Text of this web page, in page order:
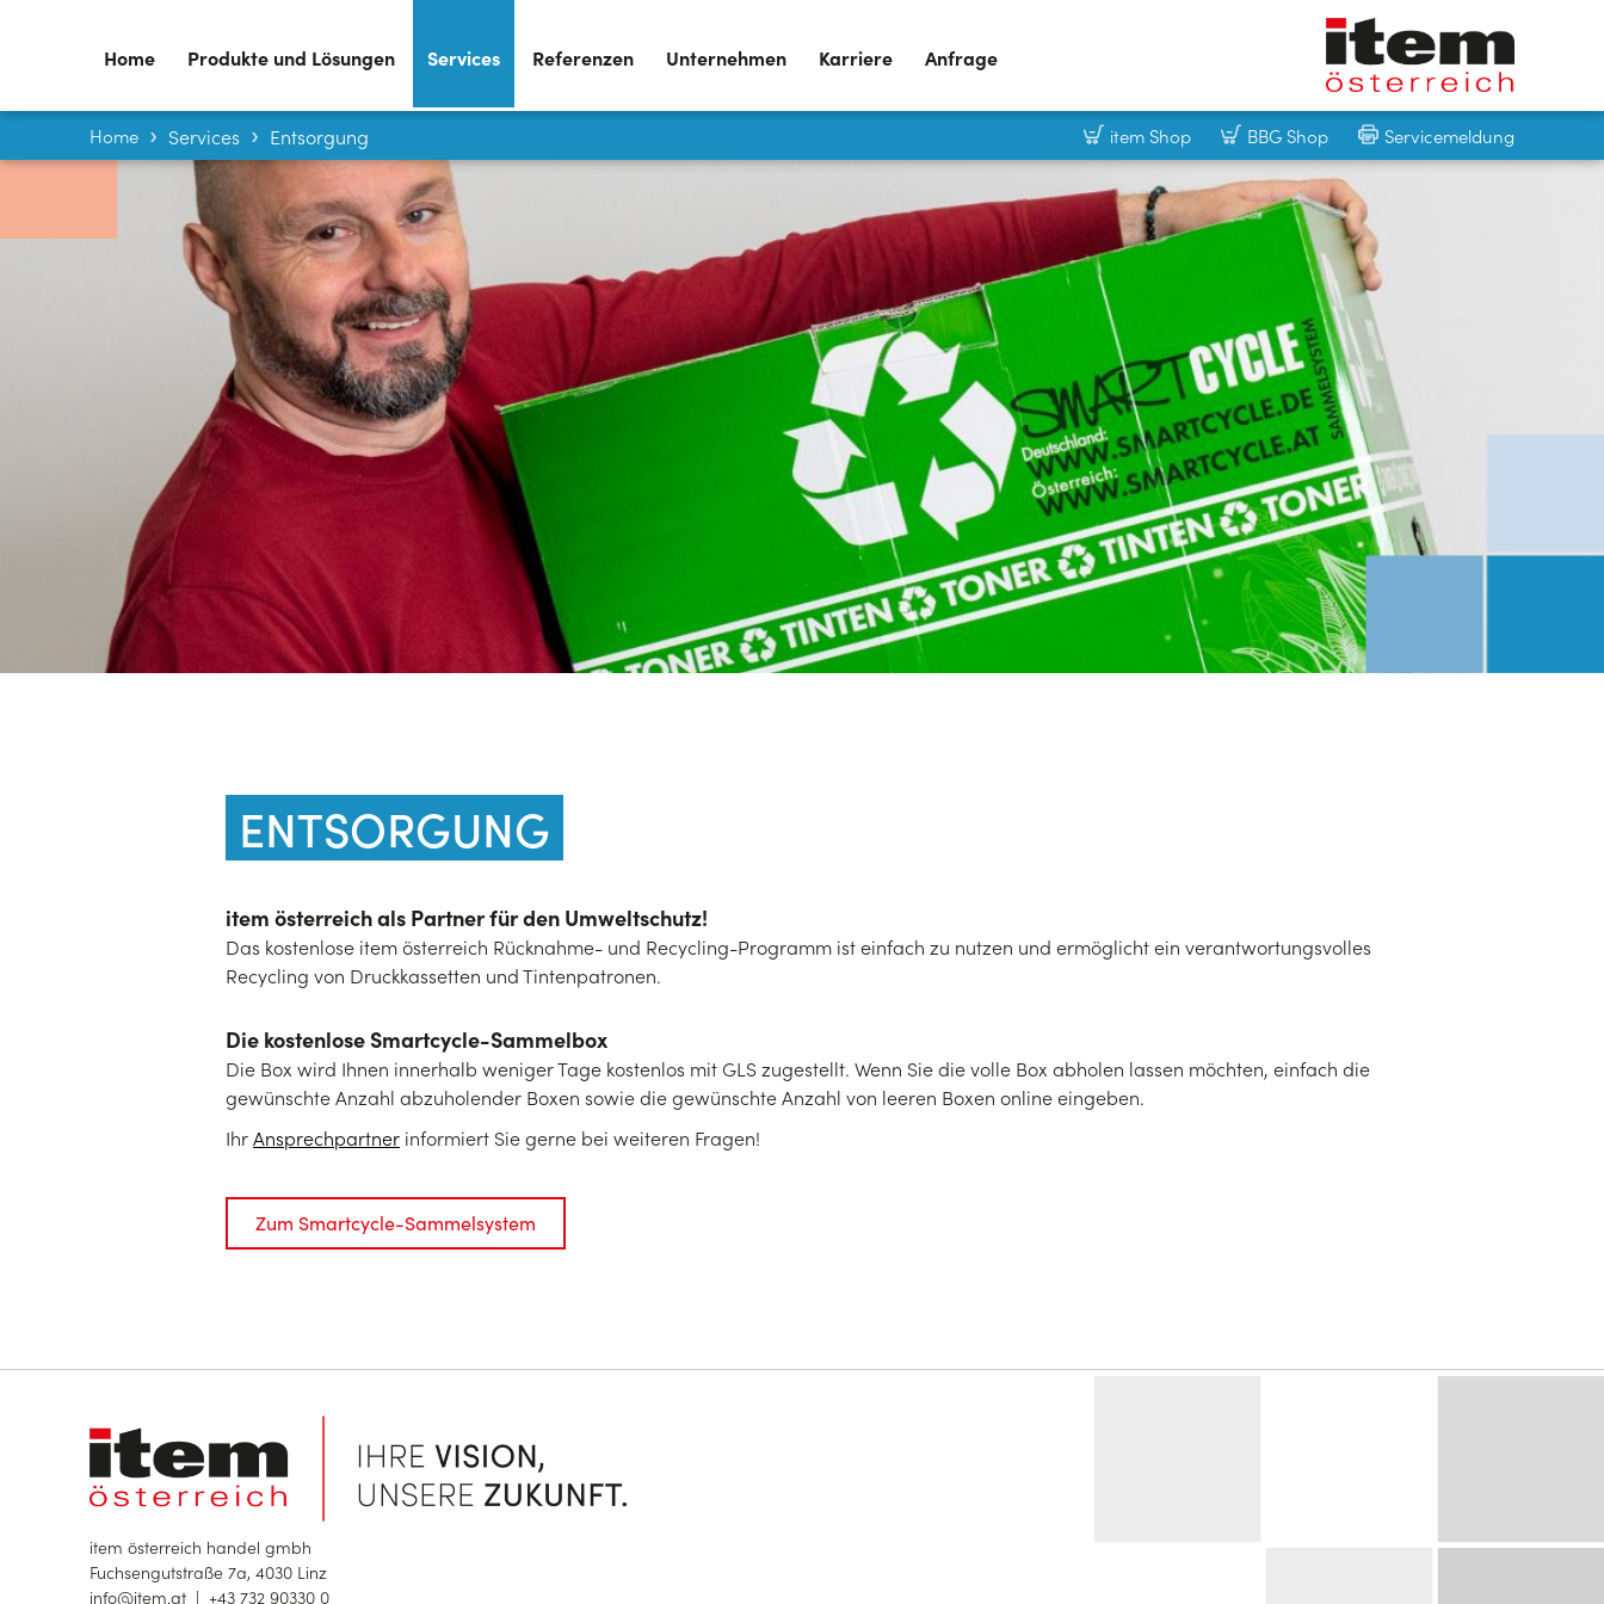
Home Produkte und Lösungen Services Referenzen Unternehmen Karriere Anfrage
Home Services Entsorgung item Shop BBG Shop Servicemeldung
ENTSORGUNG
item österreich als Partner für den Umweltschutz!
Das kostenlose item österreich Rücknahme- und Recycling-Programm ist einfach zu nutzen und ermöglicht ein verantwortungsvolles
Recycling von Druckkassetten und Tintenpatronen.
Die kostenlose Smartcycle-Sammelbox
Die Box wird Ihnen innerhalb weniger Tage kostenlos mit GLS zugestellt. Wenn Sie die volle Box abholen lassen möchten, einfach die
gewünschte Anzahl abzuholender Boxen sowie die gewünschte Anzahl von leeren Boxen online eingeben.
IhrAnsprechpartner informiert Sie gerne bei weiteren Fragen!
Zum Smartcycle-Sammelsystem
item österreich handel gmbh
Fuchsengutstraße 7a, 4030 Linz
info@item.at | +43 732 90330 0